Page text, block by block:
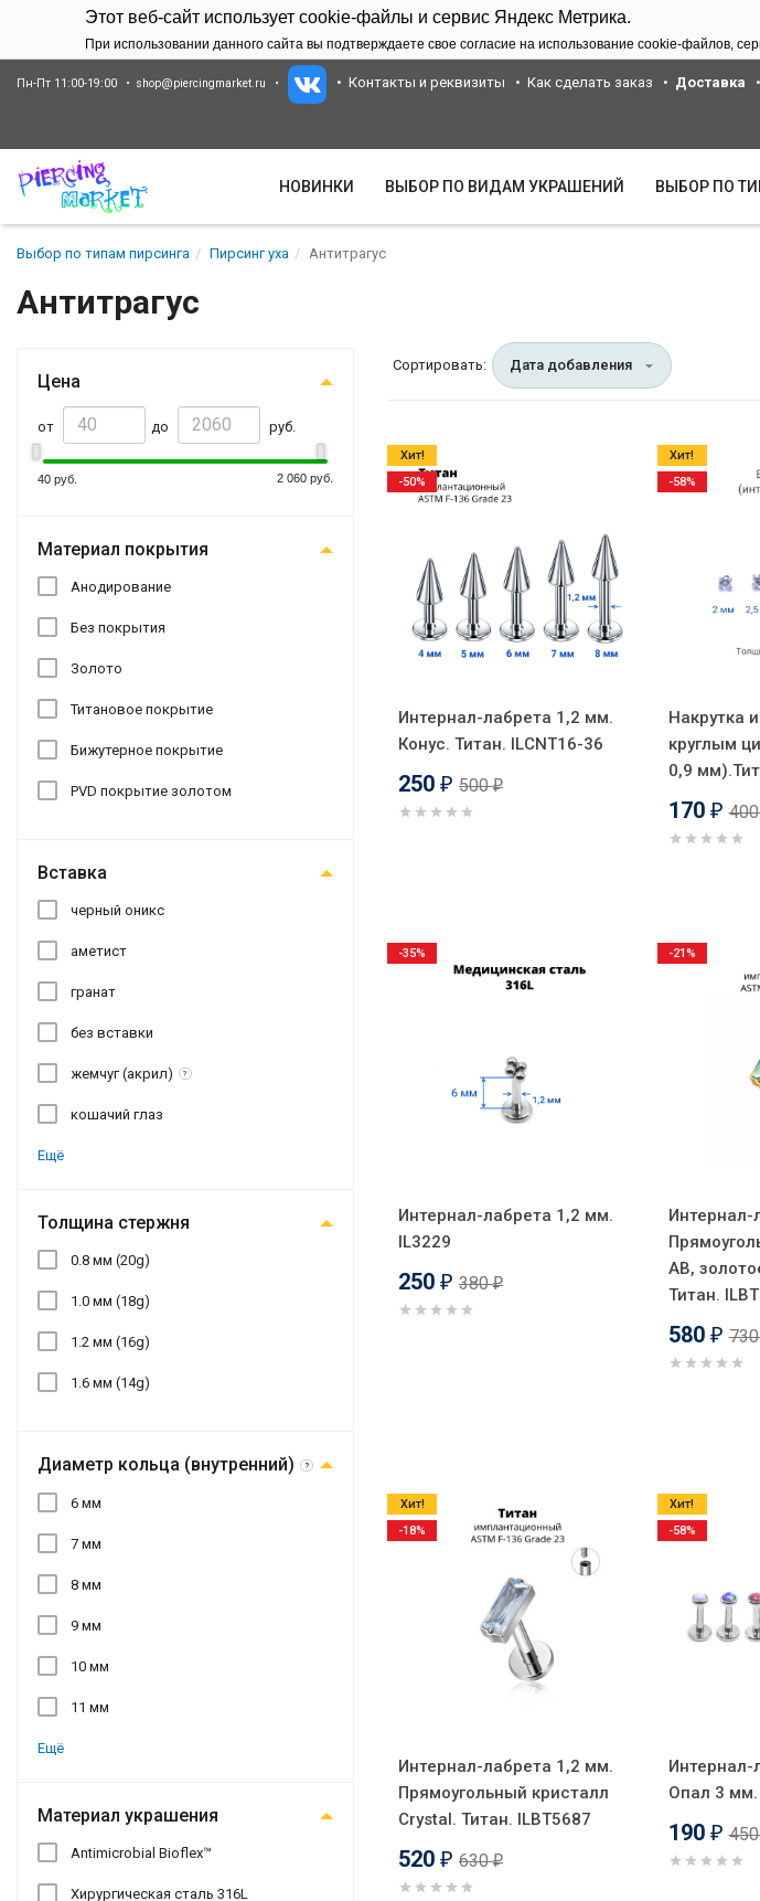
Этот веб-сайт использует cookie-файлы и сервис Яндекс Метрика.
При использовании данного сайта вы подтверждаете свое согласие на использование cookie-файлов,
Пн-Пт 11:00-19:00 shop@piercingmarket.ru Контакты и реквизиты Как сделать заказ Доставка
НОВИНКИ ВЫБОР ПО ВИДАМ УКРАШЕНИЙ ВЫБОР ПО
Выбор по типам пирсинга Пирсинг уха Антитрагус
Антитрагус
Цена
от до руб.
40 руб. 2 060 руб.
Материал покрытия
Анодирование
Без покрытия
Золото
Титановое покрытие
Бижутерное покрытие
PVD покрытие золотом
Вставка
черный оникс
аметист
гранат
без вставки
жемчуг (акрил) ?
кошачий глаз
Ещё
Толщина стержня
0.8 мм (20g)
1.0 мм (18g)
1.2 мм (16g)
1.6 мм (14g)
Диаметр кольца (внутренний) ?
6 мм
7 мм
8 мм
9 мм
10 мм
11 мм
Ещё
Материал украшения
Antimicrobial Bioflex™​
Хирургическая сталь 316L
Сортировать: Дата добавления
Интернал-лабрета 1,2 мм.
Конус. Титан. ILCNT16-36
250 ₽ 500₽
Хит!
-50%
Накрутка
круглым
0,9
170 ₽
Хит!
-58%
Интернал-лабрета 1,2 мм.
IL3229
250 ₽ 380₽
-35%
Интернал-
AB,
Титан.
580 ₽
-21%
Интернал-лабрета 1,2 мм.
Прямоугольный кристалл
Crystal. Титан. ILBT5687
520 ₽ 630₽
Хит!
-18%
Интернал-
Опал 3 мм.
190 ₽
Хит!
-58%